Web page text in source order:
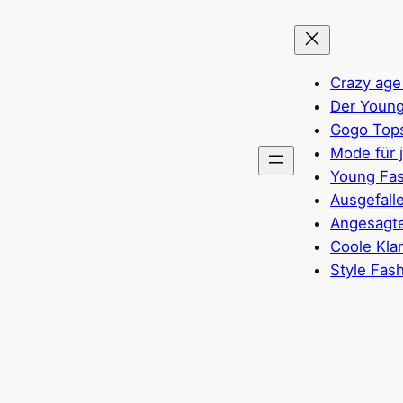
Crazy
Der
Gogo
Mode für
Young
Coole
Style